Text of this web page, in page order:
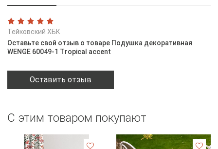
Тейковский ХБК
Оставьте свой отзыв о товаре Подушка декоративная
WENGE 60049-1 Tropical accent
Оставить отзыв
С этим товаром покупают